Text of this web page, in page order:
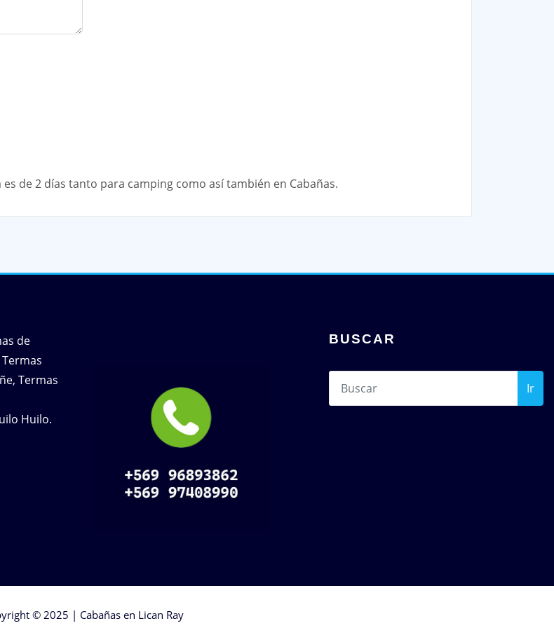
de 2 días tanto para camping como así también en Cabañas.
de
Termas
Huilo.
BUSCAR
Ir
© 2025 | Cabañas en Lican Ray